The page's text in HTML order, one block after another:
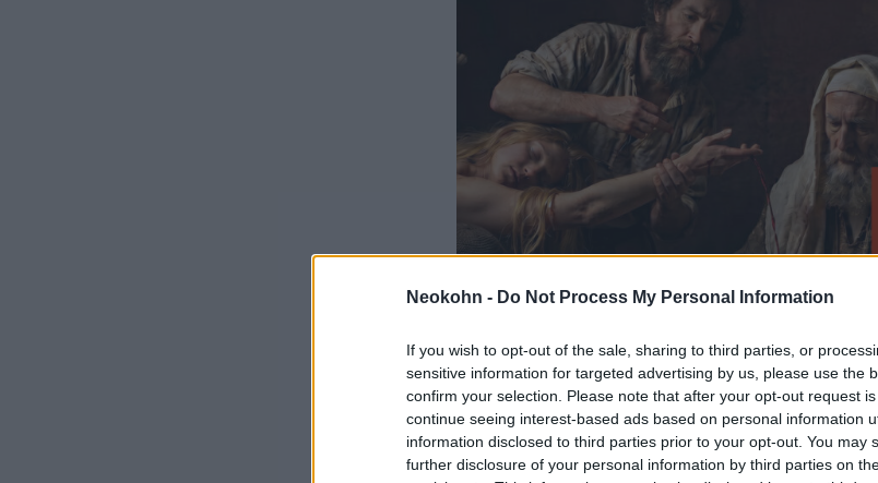
Neokohn - Do Not Process My Personal Information
If you wish to opt-out of the sale, sharing to third parties, or
sensitive information for targeted advertising by us, please use the
confirm your selection. Please note that after your opt-out request
continue seeing interest-based ads based on personal information
information disclosed to third parties prior to your opt-out. You may
further disclosure of your personal information by third parties on